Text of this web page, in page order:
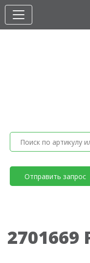
Отправить запрос